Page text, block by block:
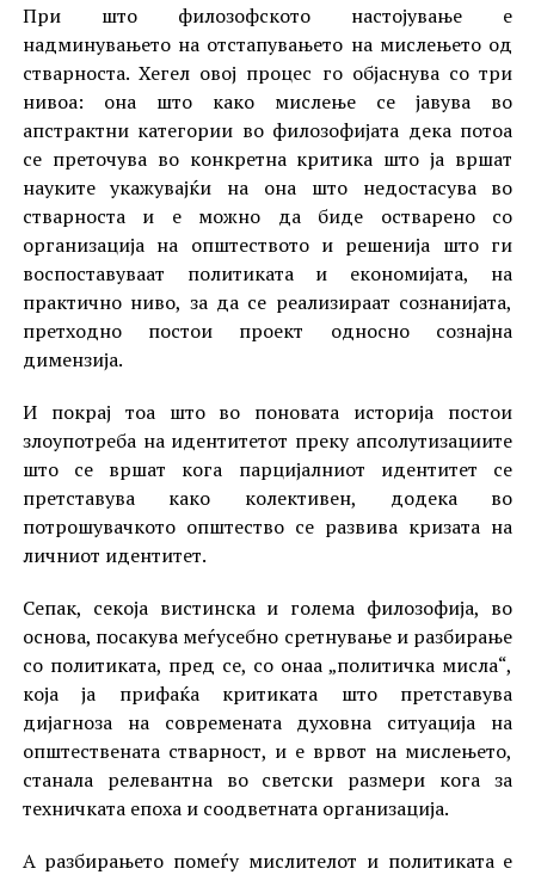
При што филозофското настојување е
надминувањето на отстапувањето на мислењето од
стварноста. Хегел овој процес го објаснува со три
нивоа: она што како мислење се јавува во
апстрактни категории во филозофијата дека потоа
се преточува во конкретна критика што ја вршат
науките укажувајќи на она што недостасува во
стварноста и е можно да биде остварено со
организација на општеството и решенија што ги
воспоставуваат политиката и економијата, на
практично ниво, за да се реализираат сознанијата,
претходно постои проект односно сознајна
димензија.
И покрај тоа што во поновата историја постои
злоупотреба на идентитетот преку апсолутизациите
што се вршат кога парцијалниот идентитет се
претставува како колективен, додека во
потрошувачкото општество се развива кризата на
личниот идентитет.
Сепак, секоја вистинска и голема филозофија, во
основа, посакува меѓусебно сретнување и разбирање
со политиката, пред се, со онаа „политичка мисла“,
која ја прифаќа критиката што претставува
дијагноза на современата духовна ситуација на
општествената стварност, и е врвот на мислењето,
станала релевантна во светски размери кога за
техничката епоха и соодветната организација.
А разбирањето помеѓу мислителот и политиката е